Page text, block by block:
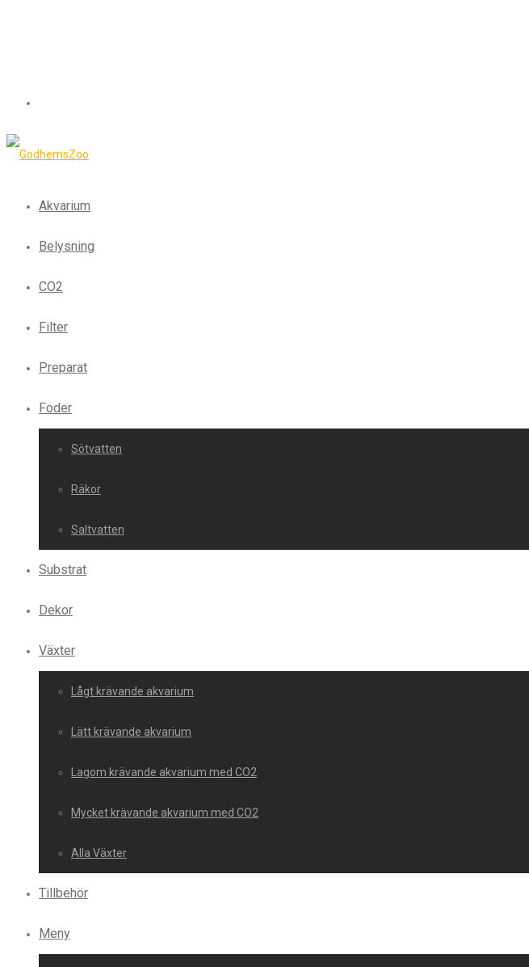
Akvarium
Belysning
CO2
Filter
Preparat
Foder
Sötvatten
Räkor
Saltvatten
Substrat
Dekor
Växter
Lågt krävande akvarium
Lätt krävande akvarium
Lagom krävande akvarium med CO2
Mycket krävande akvarium med CO2
Alla Växter
Tillbehör
Meny